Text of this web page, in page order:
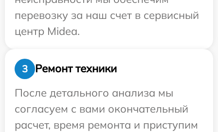
перевозку за наш счет в сервисный
центр Midea.
3
Ремонт техники
После детального анализа мы
согласуем с вами окончательный
расчет, время ремонта и приступим